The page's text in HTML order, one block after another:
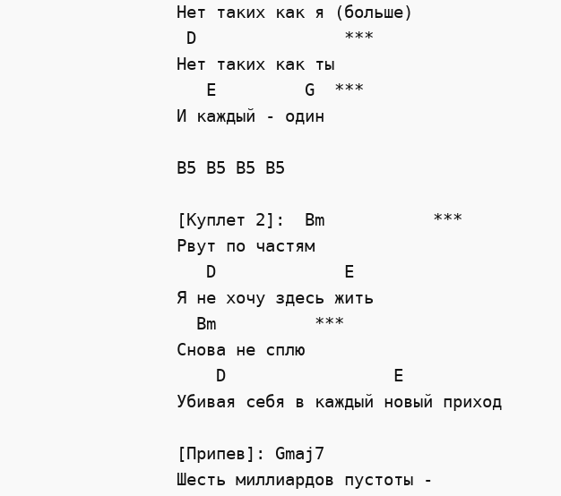
Нет таких как я (больше)
D               ***
Нет таких как ты
   E         G  ***
И каждый - один
B5 B5 B5 B5
[Куплет 2]:  Bm           ***
Рвут по частям
   D             E
Я не хочу здесь жить
  Bm          ***
Снова не сплю
    D                 E
Убивая себя в каждый новый приход
[Припев]: Gmaj7
Шесть миллиардов пустоты -